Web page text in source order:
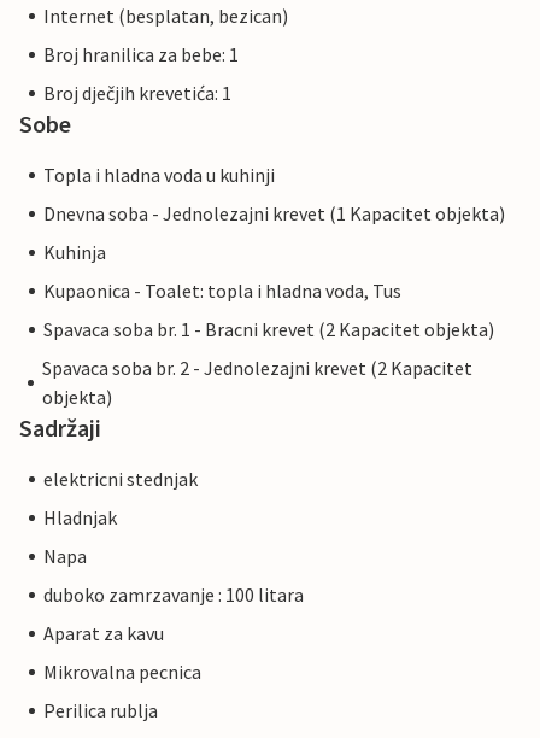
Internet (besplatan, bezican)
Broj hranilica za bebe: 1
Broj dječjih krevetića: 1
Sobe
Topla i hladna voda u kuhinji
Dnevna soba - Jednolezajni krevet (1 Kapacitet objekta)
Kuhinja
Kupaonica - Toalet: topla i hladna voda, Tus
Spavaca soba br. 1 - Bracni krevet (2 Kapacitet objekta)
Spavaca soba br. 2 - Jednolezajni krevet (2 Kapacitet
objekta)
Sadržaji
elektricni stednjak
Hladnjak
Napa
duboko zamrzavanje : 100 litara
Aparat za kavu
Mikrovalna pecnica
Perilica rublja